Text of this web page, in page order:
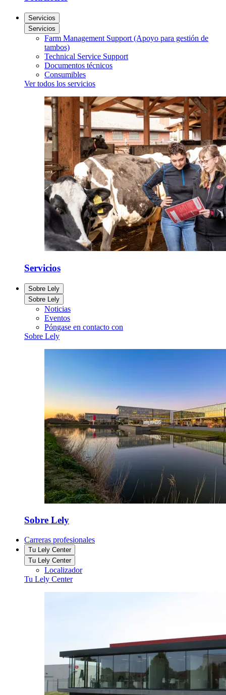
Servicios
Servicios
Farm Management Support (Apoyo para gestión de
tambos)
Technical Service Support
Documentos técnicos
Consumibles
Ver todos los servicios
Servicios
Sobre Lely
Sobre Lely
Noticias
Eventos
Póngase en contacto con
Sobre Lely
Sobre Lely
Carreras profesionales
Tu Lely Center
Tu Lely Center
Localizador
Tu Lely Center